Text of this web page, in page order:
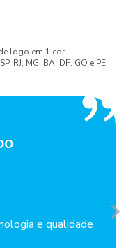
logo em 1 cor.
RJ, MG, BA, DF, GO e PE
e qualidade